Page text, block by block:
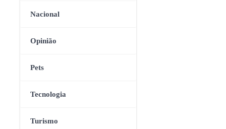
Nacional
Opinião
Pets
Tecnologia
Turismo